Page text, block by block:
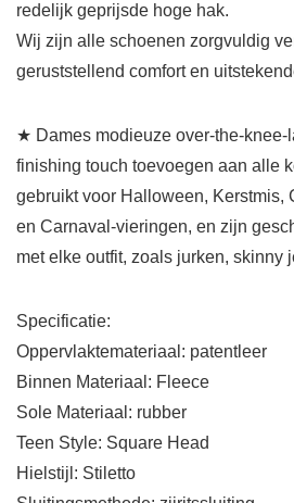
redelijk geprijsde hoge hak.
Wij zijn alle schoenen zorgvuldig
geruststellend comfort en
★ Dames modieuze over-the-knee-
finishing touch toevoegen aan alle
gebruikt voor Halloween, Kerstmis,
en Carnaval-vieringen, en zijn
met elke outfit, zoals jurken, skinny
Specificatie:
Oppervlaktemateriaal: patentleer
Binnen Materiaal: Fleece
Sole Materiaal: rubber
Teen Style: Square Head
Hielstijl: Stiletto